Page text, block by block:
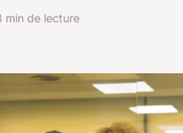
de lecture